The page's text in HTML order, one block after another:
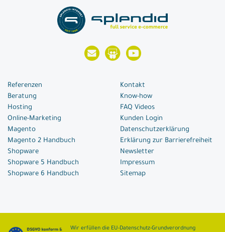
Referenzen
Beratung
Hosting
Online-Marketing
Magento
Magento 2 Handbuch
Shopware
Shopware 5 Handbuch
Shopware 6 Handbuch
Kontakt
Know-how
FAQ Videos
Kunden Login
Datenschutzerklärung
Erklärung zur Barrierefreiheit
Newsletter
Impressum
Sitemap
Wir erfüllen die EU-Datenschutz-Grundverordnung